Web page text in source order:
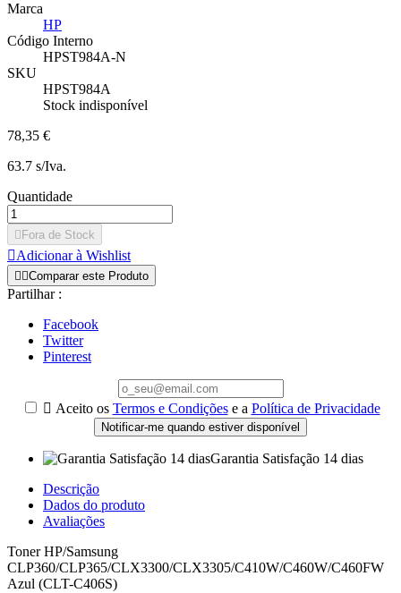
Marca
HP
Código Interno
HPST984A-N
SKU
HPST984A
Stock indisponível
78,35 €
63.7 s/Iva.
Quantidade
 Fora de Stock
Adicionar à Wishlist
 Comparar este Produto
Partilhar :
Facebook
Twitter
Pinterest
 Aceito os Termos e Condiçõese a Política de Privacidade
Notificar-me quando estiver disponível
Garantia Satisfação 14 dias
Descrição
Dados do produto
Avaliações
Toner HP/Samsung
CLP360/CLP365/CLX3300/CLX3305/C410W/C460W/C460FW
Azul (CLT-C406S)